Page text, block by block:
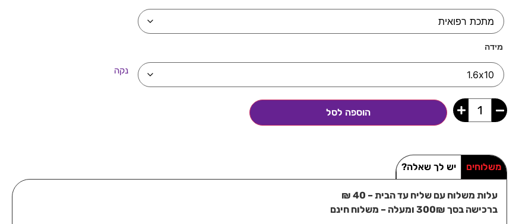
מידה
נקה
הוספה לסל
משלוחים יש לך שאלה?
עלות משלוח עם שליח עד הבית – 40 ₪
ברכישה בסך 300₪ ומעלה – משלוח חינם